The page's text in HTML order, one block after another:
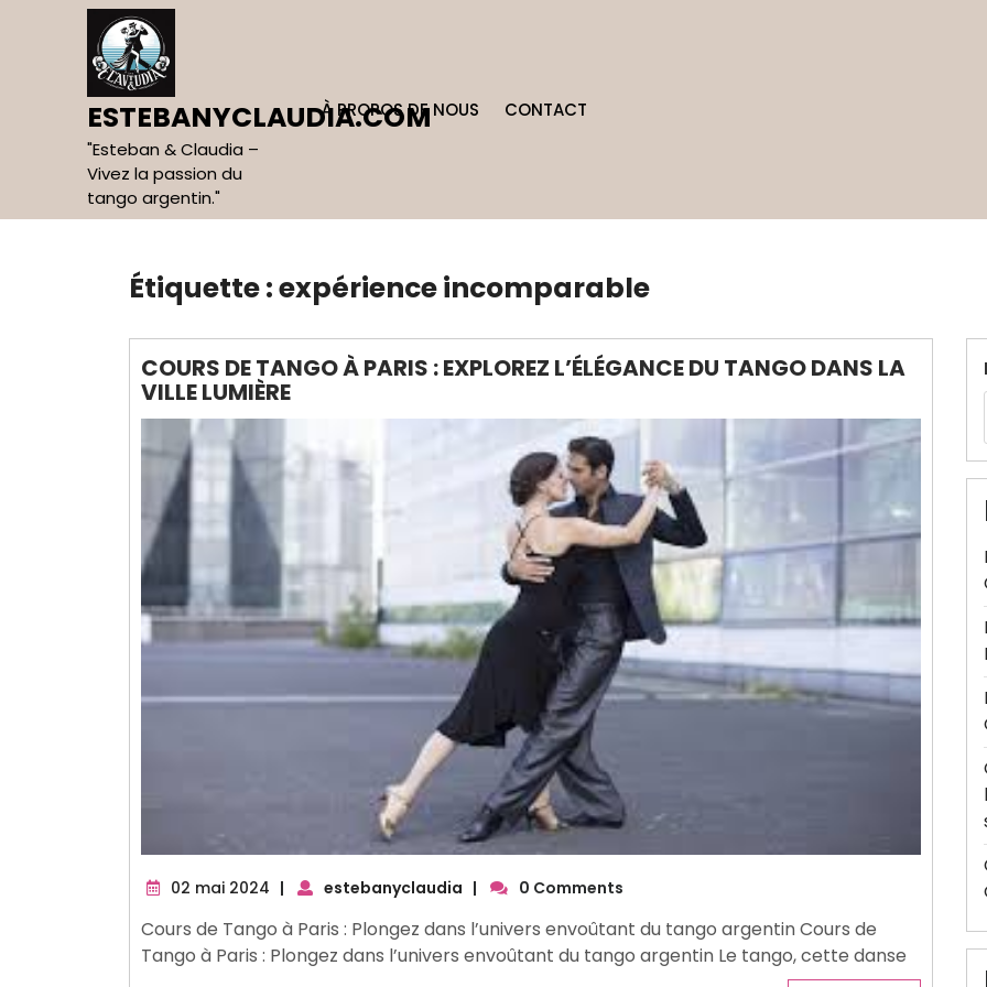
ESTEBANYCLAUDIA.COM
"Esteban & Claudia –
Vivez la passion du
tango argentin."
À PROPOS DE NOUS CONTACT
Étiquette :expérience incomparable
COURS DE TANGO À PARIS : EXPLOREZ L’ÉLÉGANCE DU TANGO DANS LA
VILLE LUMIÈRE
02 mai 2024 02
2024
| estebanyclaudia | 0 Comments
Cours de Tango à Paris : Plongez dans l’univers envoûtant du tango argentin Cours de
Tango à Paris : Plongez dans l’univers envoûtant du tango argentin Le tango, cette danse